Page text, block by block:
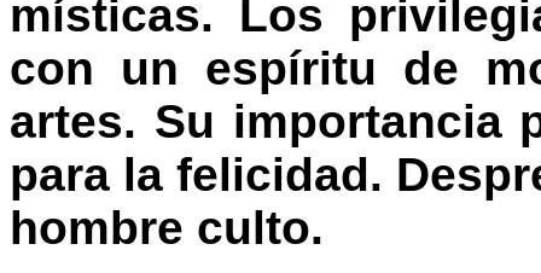
místicas. Los
con un espíritu de
artes. Su importancia
para la felicidad.
hombre culto.